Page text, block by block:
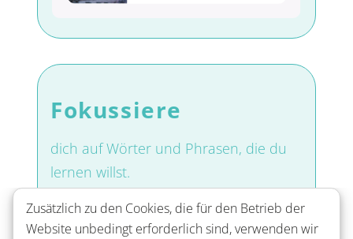
Fokussiere
dich auf Wörter und Phrasen, die du
lernen willst.
Zusätzlich zu den Cookies, die für den Betrieb der
Website unbedingt erforderlich sind, verwenden wir